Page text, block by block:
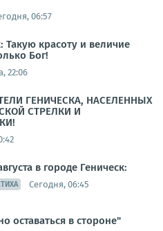
06:57
красоту и величие
Бог!
22:06
ГЕНИЧЕСКА, НАСЕЛЕННЫХ
СТРЕЛКИ И
в городе Геническ:
Сегодня, 06:45
оставаться в стороне"